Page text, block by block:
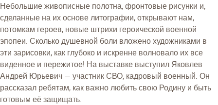
Небольшие живописные полотна, фронтовые рисунки и,
сделанные на их основе литографии, открывают нам,
потомкам героев, новые штрихи героической военной
эпопеи. Сколько душевной боли вложено художниками в
эти зарисовки, как глубоко и искренне волновало их все
виденное и пережитое! На выставке выступил Яковлев
Андрей Юрьевич — участник СВО, кадровый военный. Он
рассказал ребятам, как важно любить свою Родину и быть
готовым её защищать.